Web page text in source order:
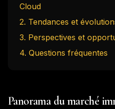
Cloud
2. Tendances et
3. Perspectives et
4. Questions fréquentes
Panorama du marché